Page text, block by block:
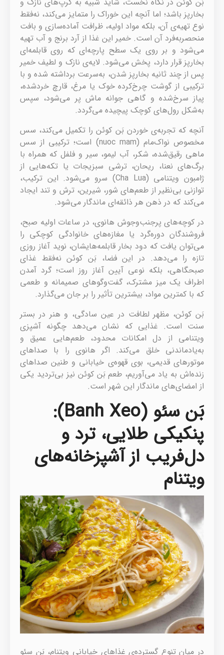
بخارپز باشد؛ اما آنچه این خوراک را متمایز می‌کند، نه‌فقط
نوع تهیه‌ی آن، بلکه مواد اولیه، ظرافت آماده‌سازی و بافت
منحصربه‌فرد آن است. خمیر این غذا از آرد برنج و آب تهیه
می‌شود و بر روی یک سطح پارچه‌ای که روی قابلمه‌ای
بخارپز قرار دارد، پخش می‌شود. لایه‌ی نازک و لطیف خمیر
پس از چند ثانیه بخارپز شدن، به‌سرعت برداشته شده و با
ترکیبی از گوشت چرخ‌کرده خوک یا مرغ، قارچ خردشده،
پیاز سرخ‌شده و گاهی جوانه ماش پر می‌شود، سپس
به‌شکل رول‌های کوچک پیچیده می‌گردد.
آنچه که تجربه‌ی خوردن بَن کوئن را تکمیل می‌کند، سس
مخصوص نواک‌مام (nuoc mam) است؛ ترکیبی از سس
ماهی رقیق‌شده، شکر، آب لیمو، سیر و فلفل که همراه با
برگ‌های نعنا، ریحان، ترشی سبزیجات یا تکه‌هایی از
ژامبون ویتنامی (Cha Lua) سرو می‌شود. این ترکیب،
توازنی بی‌نظیر از طعم‌های شور، شیرین، ترش و تند ایجاد
می‌کند که در ذهن هر ذائقه‌ای ماندگار می‌شود.
در کوچه‌های پرجنب‌وجوش هانوی، در ساعات اولیه صبح،
فروشندگان دوره‌گرد یا مغازه‌های خانوادگی کوچکی را
می‌توان یافت که دود بخار قابلمه‌هایشان، نوید آغاز روزی
تازه را می‌دهد. در این فضا، بَن کوئن نه‌فقط غذای
صبحگاهی، بلکه نوعی آیین آغاز روز است؛ گرد آمدن
اطراف یک میز مشترک، گفت‌وگوهای صمیمانه و طعمی
که با کمترین مواد، بیشترین تأثیر را بر جان می‌گذارد.
بَن کوئن، مظهر لطافت در عین سادگی، و هنر در بستر
سنت است. غذایی که نشان می‌دهد چگونه آشپزی
ویتنامی از دل امکانات محدود، طعم‌هایی عمیق و
به‌یادماندنی خلق می‌کند. اگر هانوی را با صداهای
موتورهای قدیمی، بوی قهوه‌ی خیابانی و طنین صداهای
زنده‌اش به یاد می‌آوریم، طعم بَن کوئن نیز بی‌تردید یکی
از امضای‌های ماندگار این شهر است.
بَن سئو (Banh Xeo):
پنکیکی طلایی، ترد و
دل‌فریب از آشپزخانه‌های
ویتنام
در میان تنوع گسترده‌ی غذاهای خیابانی ویتنام، بَن سئو